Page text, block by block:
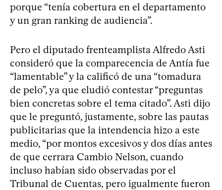
porque “tenía cobertura en el departamento
y un gran ranking de audiencia”.
Pero el diputado frenteamplista Alfredo Asti
consideró que la comparecencia de Antía fue
“lamentable” y la calificó de una “tomadura
de pelo”, ya que eludió contestar “preguntas
bien concretas sobre el tema citado”. Asti dijo
que le preguntó, justamente, sobre las pautas
publicitarias que la intendencia hizo a este
medio, “por montos excesivos y dos días antes
de que cerrara Cambio Nelson, cuando
incluso habían sido observadas por el
Tribunal de Cuentas, pero igualmente fueron